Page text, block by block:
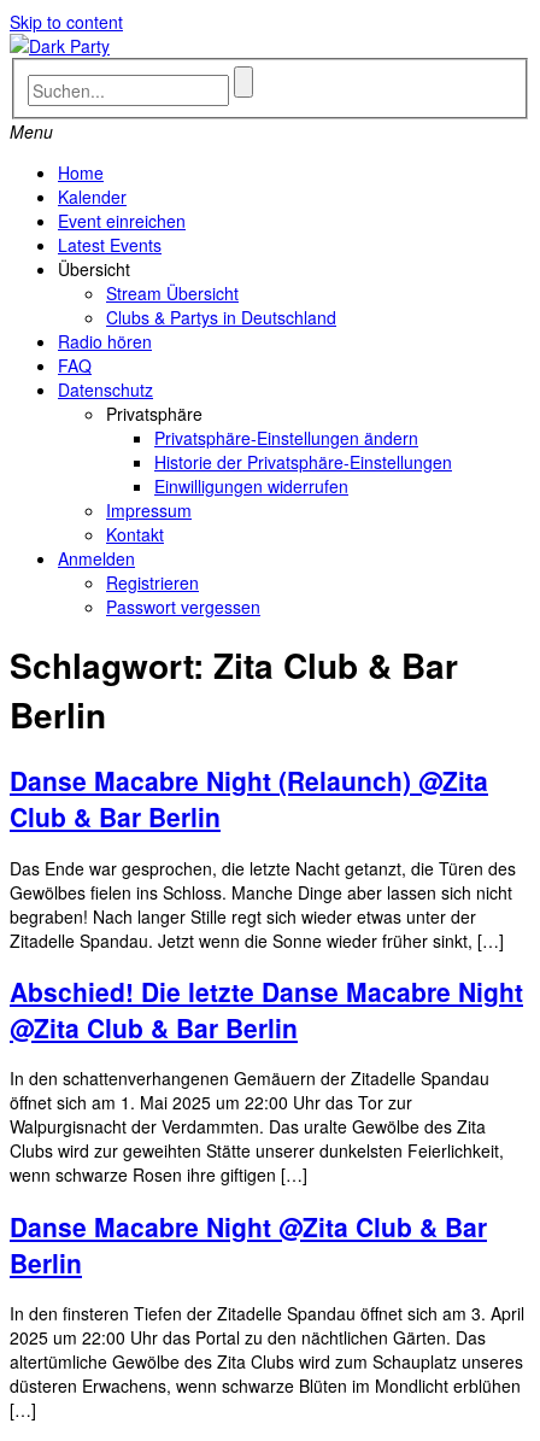
Skip to content
Menu
Home
Kalender
Event einreichen
Latest Events
Übersicht
Stream Übersicht
Clubs & Partys in Deutschland
Radio hören
FAQ
Datenschutz
Privatsphäre
Privatsphäre-Einstellungen ändern
Historie der Privatsphäre-Einstellungen
Einwilligungen widerrufen
Impressum
Kontakt
Anmelden
Registrieren
Passwort vergessen
Schlagwort: Zita Club & Bar
Berlin
Danse Macabre Night (Relaunch) @Zita
Club & Bar Berlin
Das Ende war gesprochen, die letzte Nacht getanzt, die Türen des
Gewölbes fielen ins Schloss. Manche Dinge aber lassen sich nicht
begraben! Nach langer Stille regt sich wieder etwas unter der
Zitadelle Spandau. Jetzt wenn die Sonne wieder früher sinkt, […]
Abschied! Die letzte Danse Macabre Night
@Zita Club & Bar Berlin
In den schattenverhangenen Gemäuern der Zitadelle Spandau
öffnet sich am 1. Mai 2025 um 22:00 Uhr das Tor zur
Walpurgisnacht der Verdammten. Das uralte Gewölbe des Zita
Clubs wird zur geweihten Stätte unserer dunkelsten Feierlichkeit,
wenn schwarze Rosen ihre giftigen […]
Danse Macabre Night @Zita Club & Bar
Berlin
In den finsteren Tiefen der Zitadelle Spandau öffnet sich am 3. April
2025 um 22:00 Uhr das Portal zu den nächtlichen Gärten. Das
altertümliche Gewölbe des Zita Clubs wird zum Schauplatz unseres
düsteren Erwachens, wenn schwarze Blüten im Mondlicht erblühen
[…]